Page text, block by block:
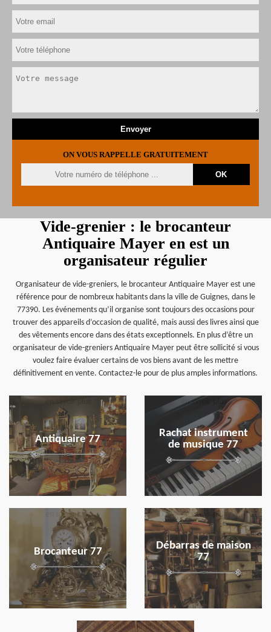
ON VOUS RAPPELLE GRATUITEMENT
Vide-grenier : le brocanteur
Antiquaire Mayer en est un
organisateur régulier
Organisateur de vide-greniers, le brocanteur Antiquaire Mayer est une
référence pour de nombreux habitants dans la ville de Guignes, dans le
77390. Les événements qu’il organise sont toujours des occasions pour
trouver des appareils d’occasion de qualité, mais aussi des livres ainsi que
des vêtements encore dans des états exceptionnels. En plus d’être un
organisateur de vide-greniers Antiquaire Mayer peut être sollicité si vous
voulez faire évaluer certains de vos biens avant de les mettre
définitivement en vente. Contactez-le pour de plus amples informations.
Antiquaire 77
en savoir plus
Rachat instrument
de musique 77
en savoir plus
Brocanteur 77
en savoir plus
Débarras de maison
77
en savoir plus
en savoir plus